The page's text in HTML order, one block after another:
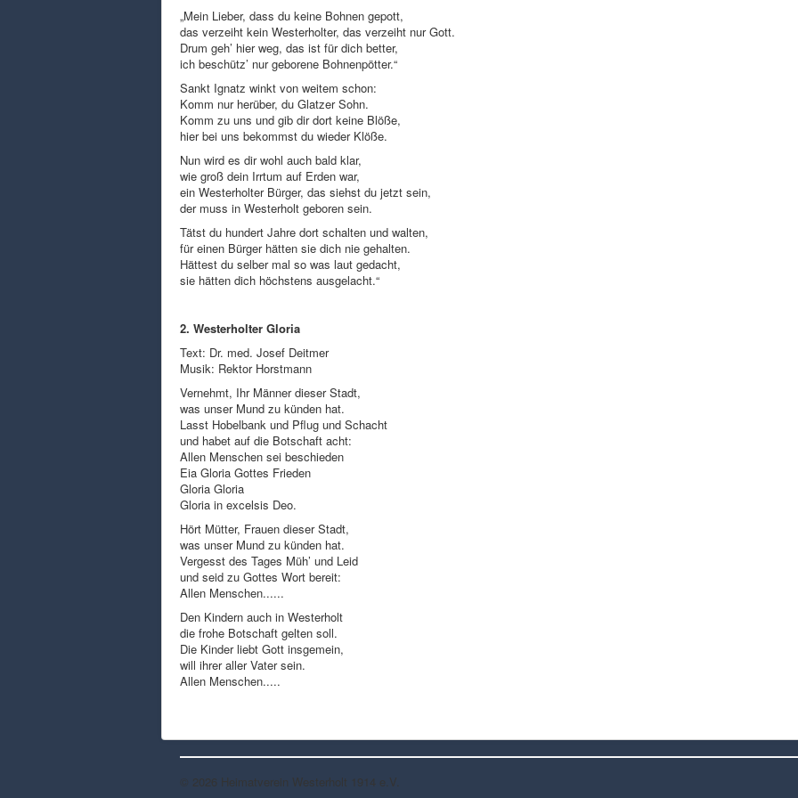
„Mein Lieber, dass du keine Bohnen gepott,
das verzeiht kein Westerholter, das verzeiht nur Gott.
Drum geh’ hier weg, das ist für dich better,
ich beschütz’ nur geborene Bohnenpötter.“
Sankt Ignatz winkt von weitem schon:
Komm nur herüber, du Glatzer Sohn.
Komm zu uns und gib dir dort keine Blöße,
hier bei uns bekommst du wieder Klöße.
Nun wird es dir wohl auch bald klar,
wie groß dein Irrtum auf Erden war,
ein Westerholter Bürger, das siehst du jetzt sein,
der muss in Westerholt geboren sein.
Tätst du hundert Jahre dort schalten und walten,
für einen Bürger hätten sie dich nie gehalten.
Hättest du selber mal so was laut gedacht,
sie hätten dich höchstens ausgelacht.“
2. Westerholter Gloria
Text: Dr. med. Josef Deitmer
Musik: Rektor Horstmann
Vernehmt, Ihr Männer dieser Stadt,
was unser Mund zu künden hat.
Lasst Hobelbank und Pflug und Schacht
und habet auf die Botschaft acht:
Allen Menschen sei beschieden
Eia Gloria Gottes Frieden
Gloria Gloria
Gloria in excelsis Deo.
Hört Mütter, Frauen dieser Stadt,
was unser Mund zu künden hat.
Vergesst des Tages Müh’ und Leid
und seid zu Gottes Wort bereit:
Allen Menschen......
Den Kindern auch in Westerholt
die frohe Botschaft gelten soll.
Die Kinder liebt Gott insgemein,
will ihrer aller Vater sein.
Allen Menschen.....
© 2026 Heimatverein Westerholt 1914 e.V.